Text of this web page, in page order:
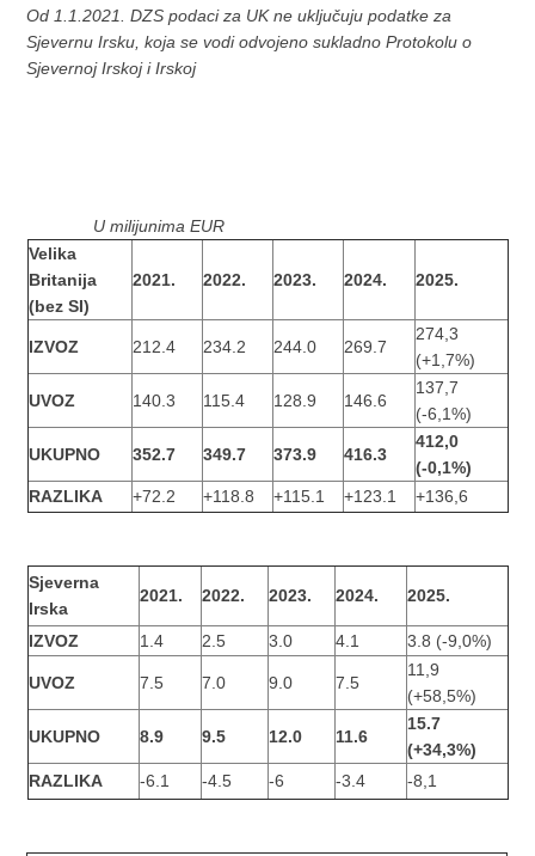
Od 1.1.2021. DZS podaci za UK ne uključuju podatke za
Sjevernu Irsku, koja se vodi odvojeno sukladno Protokolu o
Sjevernoj Irskoj i Irskoj
U milijunima EUR
Velika
Britanija
(bez SI)
2021. 2022. 2023. 2024. 2025.
IZVOZ 212.4 234.2 244.0 269.7
274,3
(+1,7%)
UVOZ 140.3 115.4 128.9 146.6
137,7
(-6,1%)
UKUPNO 352.7 349.7 373.9 416.3
412,0
(-0,1%)
RAZLIKA
+72.2 +118.8 +115.1 +123.1 +136,6
Sjeverna
Irska
2021. 2022. 2023. 2024. 2025.
IZVOZ 1.4 2.5 3.0 4.1 3.8 (-9,0%)
UVOZ 7.5 7.0 9.0 7.5
11,9
(+58,5%)
UKUPNO 8.9 9.5 12.0 11.6
15.7
(+34,3%)
RAZLIKA
-6.1 -4.5 -6 -3.4 -8,1